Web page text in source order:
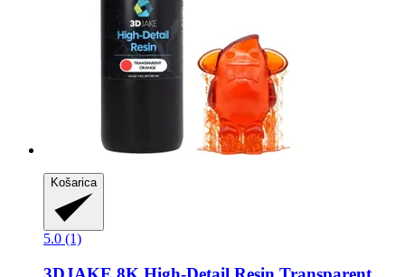
Košarica
5.0 (1)